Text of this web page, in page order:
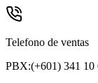
Telefono de ventas
PBX:(+601) 341 10